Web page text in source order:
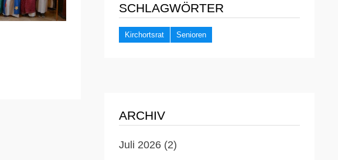
SCHLAGWÖRTER
Kirchortsrat Senioren
ARCHIV
Juli 2026(2)